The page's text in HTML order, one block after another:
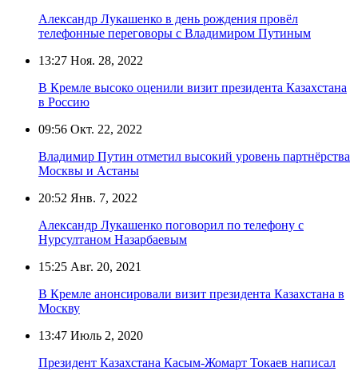
Александр Лукашенко в день рождения провёл
телефонные переговоры с Владимиром Путиным
13:27 Ноя. 28, 2022
В Кремле высоко оценили визит президента Казахстана
в Россию
09:56 Окт. 22, 2022
Владимир Путин отметил высокий уровень партнёрства
Москвы и Астаны
20:52 Янв. 7, 2022
Александр Лукашенко поговорил по телефону с
Нурсултаном Назарбаевым
15:25 Авг. 20, 2021
В Кремле анонсировали визит президента Казахстана в
Москву
13:47 Июль 2, 2020
Президент Казахстана Касым-Жомарт Токаев написал